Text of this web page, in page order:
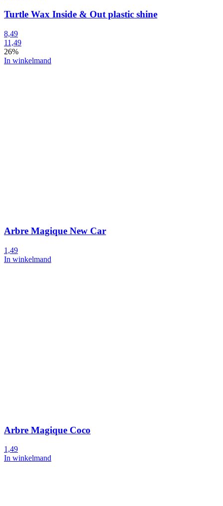
Turtle Wax Inside & Out plastic shine
8,49
11,49
26%
In winkelmand
Arbre Magique New Car
1,49
In winkelmand
Arbre Magique Coco
1,49
In winkelmand